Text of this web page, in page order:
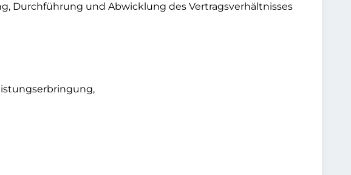
Durchführung und Abwicklung des Vertragsverhältnisses